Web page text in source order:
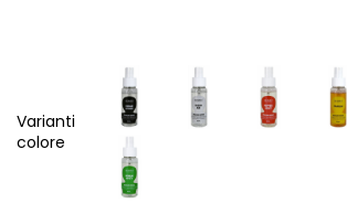
Varianti
colore